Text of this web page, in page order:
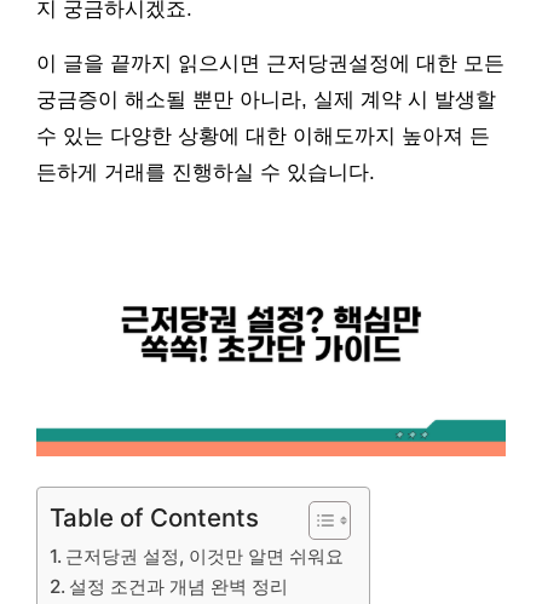
지 궁금하시겠죠.
이 글을 끝까지 읽으시면 근저당권설정에 대한 모든
궁금증이 해소될 뿐만 아니라, 실제 계약 시 발생할
수 있는 다양한 상황에 대한 이해도까지 높아져 든
든하게 거래를 진행하실 수 있습니다.
Table of Contents
근저당권 설정, 이것만 알면 쉬워요
설정 조건과 개념 완벽 정리